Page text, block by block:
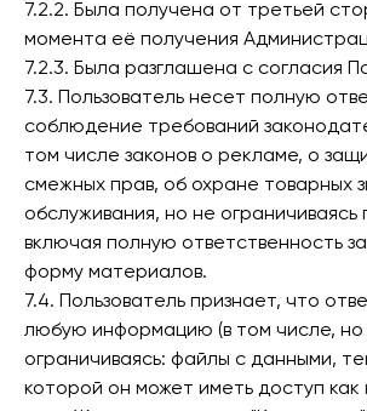
7.2.2. Была получена от третьей
момента её получения
7.2.3. Была разглашена с согласия
7.3. Пользователь несет полную
соблюдение требований
том числе законов о рекламе, о
смежных прав, об охране товарных
обслуживания, но не
включая полную ответственность
форму материалов.
7.4. Пользователь признает, что
любую информацию (в том числе, но
ограничиваясь: файлы с данными,
которой он может иметь доступ как